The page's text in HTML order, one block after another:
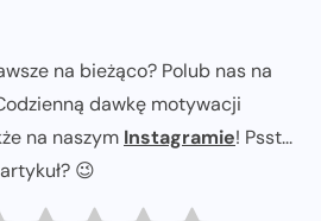
na bieżąco? Polub nas na
dawkę motywacji
na naszym Instagramie! Psst...
😉